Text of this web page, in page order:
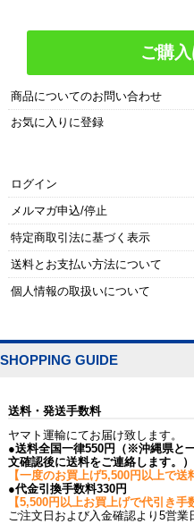
ご購
商品についてのお問い合わせ
お気に入りに登録
ログイン
メルマガ申込/停止
特定商取引法に基づく表示
送料とお支払い方法について
個人情報の取扱いについて
SHOPPING GUIDE
送料・発送手数料
ヤマト運輸にてお届け致します。
●送料全国一律550円（※沖縄県と
文確認後に送料をご連絡します。）
【一度のお買上げ5,500円以上で送
●代金引換手数料330円
【5,500円以上お買上げで代引き手
ご注文日および入金確認より5営業